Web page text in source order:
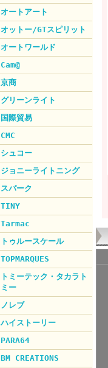
オートアート
オットー/GTスピリット
オートワールド
Cam@
京商
グリーンライト
国際貿易
CMC
シュコー
ジョニーライトニング
スパーク
TINY
Tarmac
トゥルースケール
TOPMARQUES
トミーテック・タカラト
ミー
ノレブ
ハイストーリー
PARA64
BM CREATIONS